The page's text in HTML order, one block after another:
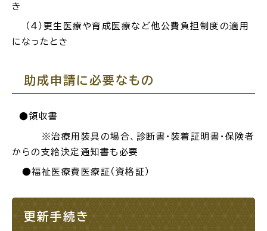
き
（４）更生医療や育成医療など他公費負担制度の適用
になったとき
助成申請に必要なもの
●領収書
※治療用装具の場合、診断書・装着証明書・保険者
からの支給決定通知書も必要
●福祉医療費医療証（資格証）
更新手続き